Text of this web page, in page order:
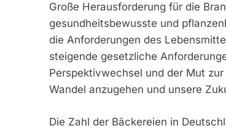
Große Herausforderung für die
gesundheitsbewusste und
die Anforderungen des
steigende gesetzliche
Perspektivwechsel und der Mut
Wandel anzugehen und unsere
Die Zahl der Bäckereien in